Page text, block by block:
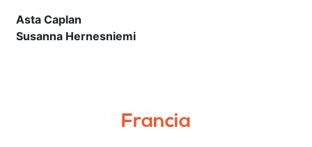
Asta Caplan
Susanna Hernesniemi
Francia